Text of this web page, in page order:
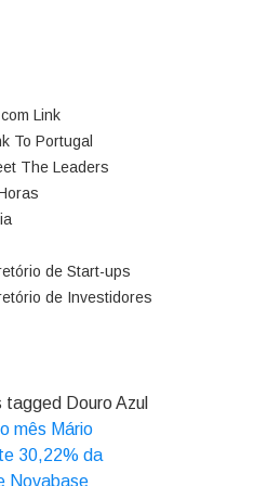
Link
To Portugal
The Leaders
de Start-ups
de Investidores
tagged Douro Azul